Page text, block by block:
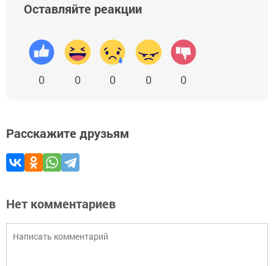
Оставляйте реакции
0 0 0 0 0
Расскажите друзьям
Нет комментариев